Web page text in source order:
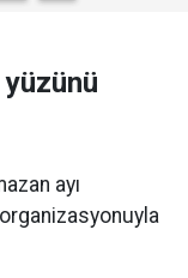
ayı
organizasyonuyla